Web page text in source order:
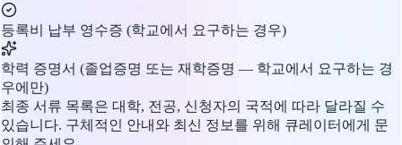
등록비 납부 영수증 (학교에서 요구하는 경우)
학력 증명서 (졸업증명 또는 재학증명 — 학교에서 요구하는 경
우에만)
최종 서류 목록은 대학, 전공, 신청자의 국적에 따라 달라질 수
있습니다. 구체적인 안내와 최신 정보를 위해 큐레이터에게 문